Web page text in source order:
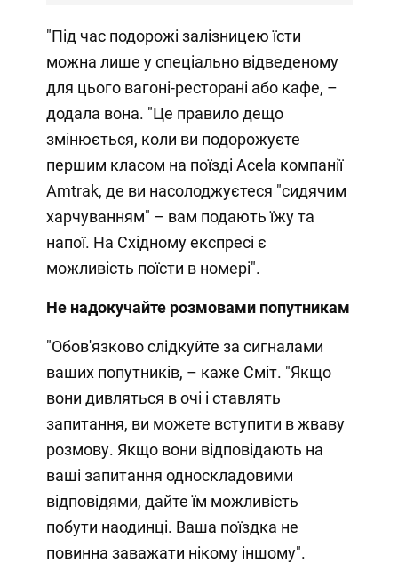
"Під час подорожі залізницею їсти
можна лише у спеціально відведеному
для цього вагоні-ресторані або кафе, –
додала вона. "Це правило дещо
змінюється, коли ви подорожуєте
першим класом на поїзді Acela компанії
Amtrak, де ви насолоджуєтеся "сидячим
харчуванням" – вам подають їжу та
напої. На Східному експресі є
можливість поїсти в номері".
Не надокучайте розмовами попутникам
"Обов'язково слідкуйте за сигналами
ваших попутників, – каже Сміт. "Якщо
вони дивляться в очі і ставлять
запитання, ви можете вступити в жваву
розмову. Якщо вони відповідають на
ваші запитання односкладовими
відповідями, дайте їм можливість
побути наодинці. Ваша поїздка не
повинна заважати нікому іншому".